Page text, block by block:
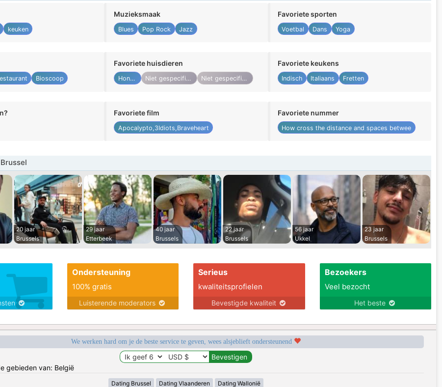
keuken
Muzieksmaak
Blues Pop Rock Jazz
Favoriete sporten
Voetbal Dans Yoga
Bioscoop
Favoriete huisdieren
Honden Niet gespecificeerd Niet gespecificeerd
Favoriete keukens
Indisch Italiaans Fretten
Favoriete film
Apocalypto,3Idiots,Braveheart
Favoriete nummer
How cross the distance and spaces betwee
20 jaar
Brussels
29 jaar
Etterbeek
40 jaar
Brussels
22 jaar
Brussels
56 jaar
Ukkel
23 jaar
Brussels
Ondersteuning
100% gratis
Luisterende moderators
Serieus
kwaliteitsprofielen
Bevestigde kwaliteit
Bezoekers
Veel bezocht
Het beste
We werken hard om je de beste service te geven, wees alsjeblieft ondersteunend
gebieden van: België
Dating Brussel Dating Vlaanderen Dating Wallonië